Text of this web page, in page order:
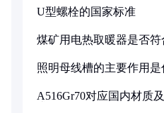
U型螺栓的国家标准
煤矿用电热取暖器是否
照明母线槽的主要作用是
A516Gr70对应国内材质